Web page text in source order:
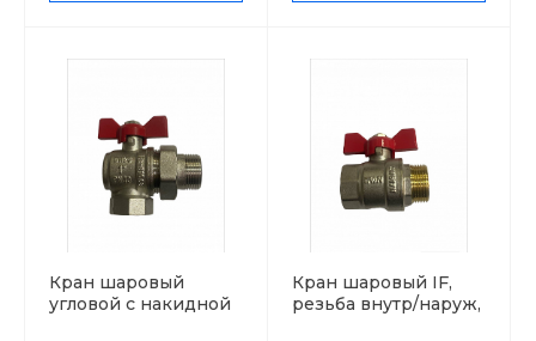
Кран шаровый
угловой с накидной
Кран шаровый IF,
резьба внутр/наруж,